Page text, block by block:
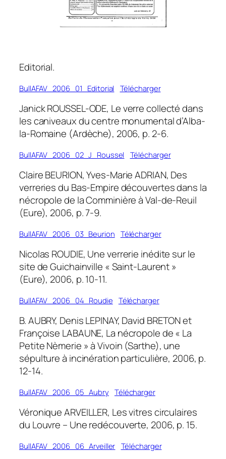
Editorial.
BullAFAV_2006_01_Editorial Télécharger
Janick ROUSSEL-ODE, Le verre collecté dans
les caniveaux du centre monumental d’Alba-
la-Romaine (Ardèche), 2006, p. 2-6.
BullAFAV_2006_02_J_Roussel Télécharger
Claire BEURION, Yves-Marie ADRIAN, Des
verreries du Bas-Empire découvertes dans la
nécropole de la Comminière à Val-de-Reuil
(Eure), 2006, p. 7-9.
BullAFAV_2006_03_Beurion Télécharger
Nicolas ROUDIE, Une verrerie inédite sur le
site de Guichainville « Saint-Laurent »
(Eure), 2006, p. 10-11.
BullAFAV_2006_04_Roudie Télécharger
B. AUBRY, Denis LEPINAY, David BRETON et
Françoise LABAUNE, La nécropole de « La
Petite Nèmerie » à Vivoin (Sarthe), une
sépulture à incinération particulière, 2006, p.
12-14.
BullAFAV_2006_05_Aubry Télécharger
Véronique ARVEILLER, Les vitres circulaires
du Louvre – Une redécouverte, 2006, p. 15.
BullAFAV_2006_06_Arveiller Télécharger